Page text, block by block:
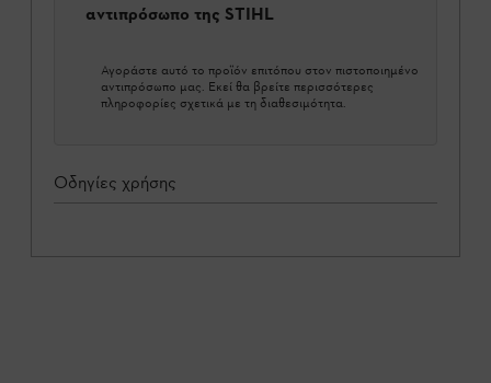
αντιπρόσωπο της STIHL
Αγοράστε αυτό το προϊόν επιτόπου στον πιστοποιημένο
αντιπρόσωπο μας. Εκεί θα βρείτε περισσότερες
πληροφορίες σχετικά με τη διαθεσιμότητα.
Οδηγίες χρήσης